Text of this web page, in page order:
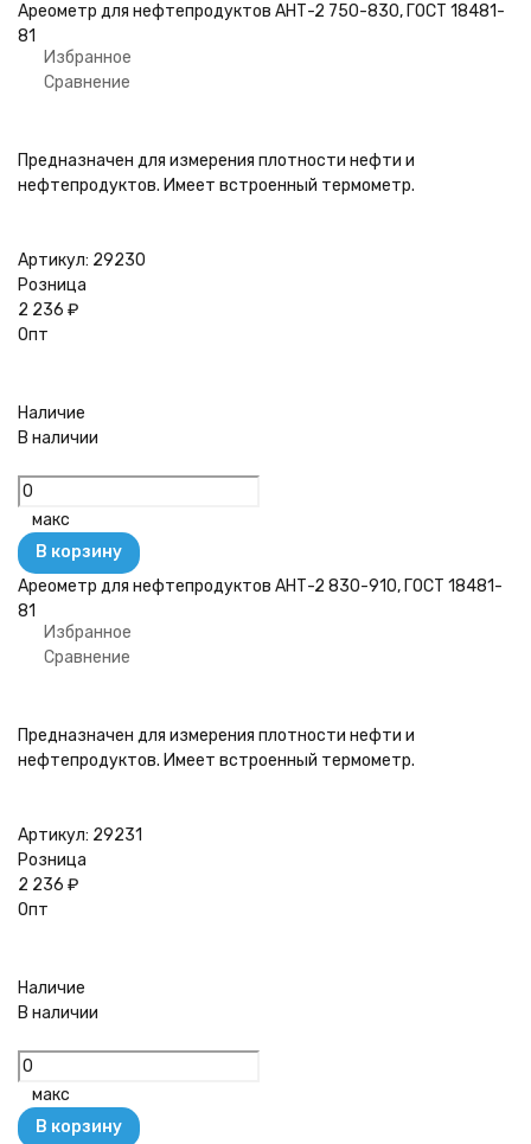
Ареометр для нефтепродуктов АНТ-2 750-830, ГОСТ 18481-
81
Избранное
Сравнение
Предназначен для измерения плотности нефти и
нефтепродуктов. Имеет встроенный термометр.
Артикул: 29230
Розница
2 236 ₽
Опт
Наличие
В наличии
макс
В корзину
Ареометр для нефтепродуктов АНТ-2 830-910, ГОСТ 18481-
81
Избранное
Сравнение
Предназначен для измерения плотности нефти и
нефтепродуктов. Имеет встроенный термометр.
Артикул: 29231
Розница
2 236 ₽
Опт
Наличие
В наличии
макс
В корзину